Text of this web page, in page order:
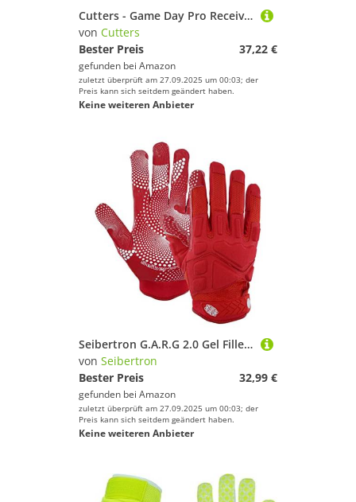
Cutters - Game Day Pro Receiver Handschuhe Schwarz XL
von Cutters
Bester Preis
37,22 €
gefunden bei Amazon
zuletzt überprüft am 27.09.2025 um 00:03; der
Preis kann sich seitdem geändert haben.
Keine weiteren Anbieter
Seibertron G.A.R.G 2.0 Gel Filled Patentiert Anti-Impact Ultra-Stick Football Sports Receiver/Empfänger Handschuhe Gloves Youth Red XS
von Seibertron
Bester Preis
32,99 €
gefunden bei Amazon
zuletzt überprüft am 27.09.2025 um 00:03; der
Preis kann sich seitdem geändert haben.
Keine weiteren Anbieter